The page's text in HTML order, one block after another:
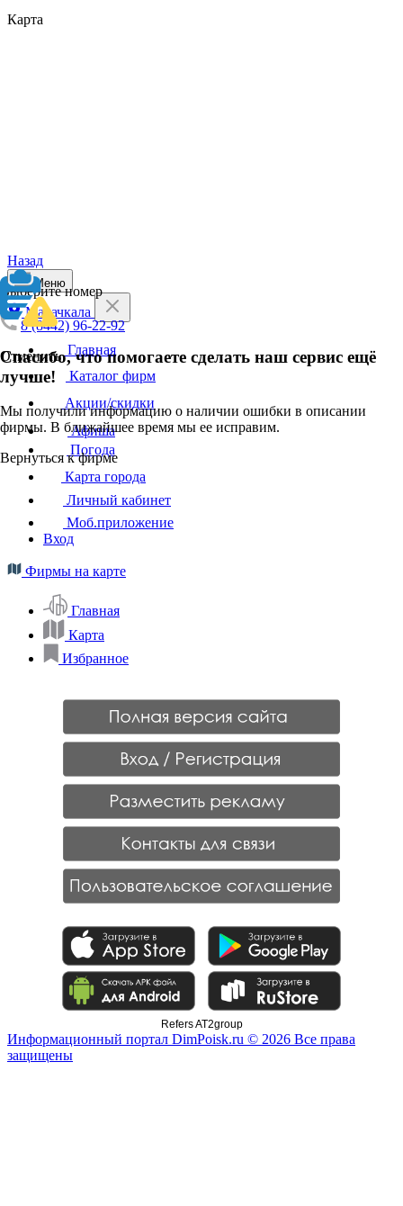
Карта
Назад
Выберите номер
8 (8442) 96-22-92
Отменить
Спасибо, что помогаете сделать наш сервис ещё
лучше!
Мы получили информацию о наличии ошибки в описании
фирмы. В ближайшее время мы ее исправим.
Вернуться к фирме
Меню
Махачкала
Главная
Каталог фирм
Акции/скидки
Афиша
Погода
Карта города
Личный кабинет
Моб.приложение
Вход
Фирмы на карте
Главная
Карта
Избранное
Refers AT2group
Информационный портал DimPoisk.ru © 2026 Все права
защищены